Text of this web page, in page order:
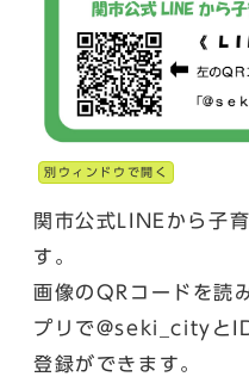
別ウィンドウで開く
関市公式LINEから子
す。
画像のQRコードを読
プリで@seki_cityと
登録ができます。